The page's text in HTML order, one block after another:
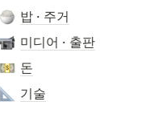
밥 · 주거
미디어 · 출판
돈
기술